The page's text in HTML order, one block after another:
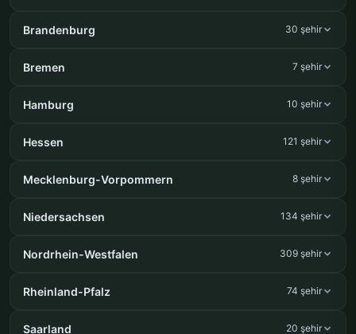
Brandenburg 30 şehir
Bremen 7 şehir
Hamburg 10 şehir
Hessen 121 şehir
Mecklenburg-Vorpommern 8 şehir
Niedersachsen 134 şehir
Nordrhein-Westfalen 309 şehir
Rheinland-Pfalz 74 şehir
Saarland 20 şehir